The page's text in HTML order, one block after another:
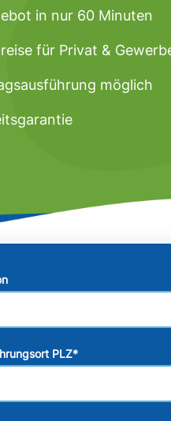
in nur 60 Minuten
für Privat &
möglich
PLZ*